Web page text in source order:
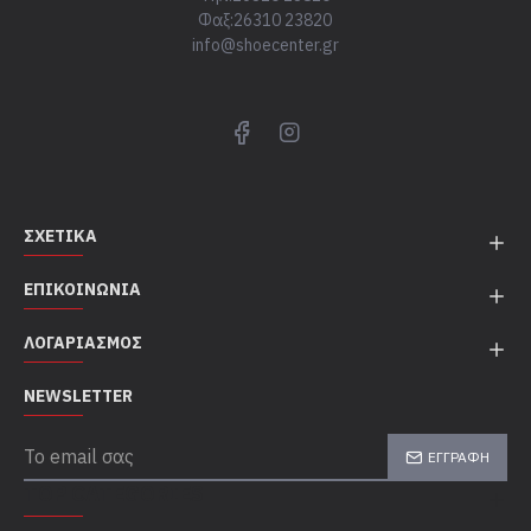
Φαξ:26310 23820
info@shoecenter.gr
ΣΧΕΤΙΚΆ
ΕΠΙΚΟΙΝΩΝΊΑ
ΛΟΓΑΡΙΑΣΜΌΣ
NEWSLETTER
ΕΓΓΡΑΦΉ